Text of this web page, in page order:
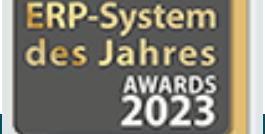
MYSTEPS PERSONAL PROJEKT PROZESSE
SCHULUNG SERVICE
UPDATE VERTRIEB VIMATA GROUP WISSEN